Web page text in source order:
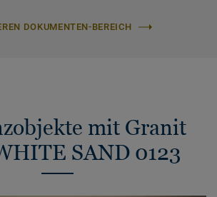
DOKUMENTEN-BEREICH
mit Granit
SAND 0123